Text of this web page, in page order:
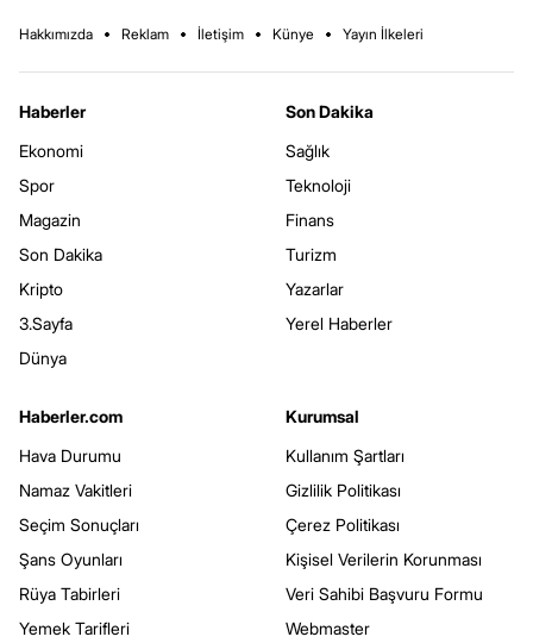
Hakkımızda Reklam İletişim Künye Yayın İlkeleri
Haberler
Ekonomi
Spor
Magazin
Son Dakika
Kripto
3.Sayfa
Dünya
Son Dakika
Sağlık
Teknoloji
Finans
Turizm
Yazarlar
Yerel Haberler
Haberler.com
Hava Durumu
Namaz Vakitleri
Seçim Sonuçları
Şans Oyunları
Rüya Tabirleri
Yemek Tarifleri
Kurumsal
Kullanım Şartları
Gizlilik Politikası
Çerez Politikası
Kişisel Verilerin Korunması
Veri Sahibi Başvuru Formu
Webmaster